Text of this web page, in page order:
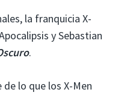
la franquicia X-
y Sebastian
.
lo que los X-Men